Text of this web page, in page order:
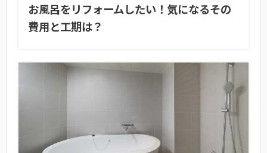
お風呂をリフォームしたい！気になるその
費用と工期は？